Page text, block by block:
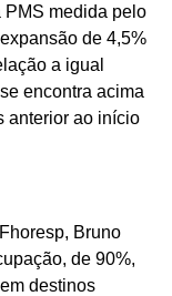
PMS medida pelo
de 4,5%
a igual
encontra acima
anterior ao início
Bruno
de 90%,
destinos